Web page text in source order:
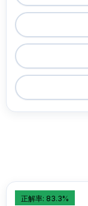
正解率: 83.3%